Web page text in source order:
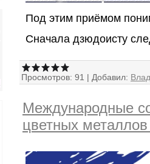
Под этим приёмом
Сначала дзюдоисту
Просмотров: 91 | Добавил:
Международные
цветных